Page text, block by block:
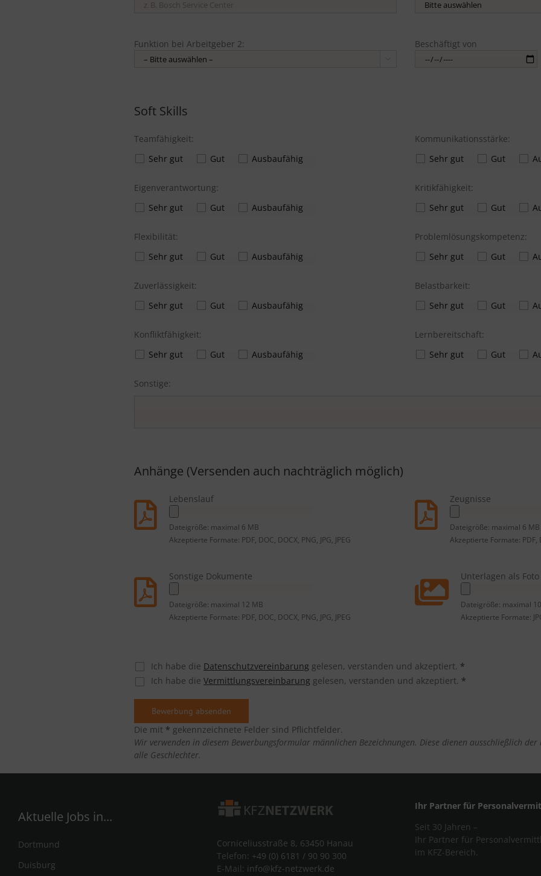
Funktion bei Arbeitgeber 2: Beschäftigt von
Soft Skills
Teamfähigkeit:
Sehr gut
Gut Ausbaufähig
Kommunikationsstärke:
Sehr gut
Gut
Eigenverantwortung:
Sehr gut
Gut Ausbaufähig
Kritikfähigkeit:
Sehr gut
Gut
Flexibilität:
Sehr gut
Gut Ausbaufähig
Problemlösungskompetenz:
Sehr gut
Gut
Zuverlässigkeit:
Sehr gut
Gut Ausbaufähig
Belastbarkeit:
Sehr gut
Gut
Konfliktfähigkeit:
Sehr gut
Gut Ausbaufähig
Lernbereitschaft:
Sehr gut
Gut
Sonstige:
Anhänge (Versenden auch nachträglich möglich)
Lebenslauf
Dateigröße: maximal 6 MB
Akzeptierte Formate: PDF, DOC, DOCX, PNG, JPG, JPEG
Zeugnisse
Dateigröße: maximal 6 MB
Akzeptierte Formate: PDF,
Sonstige Dokumente
Dateigröße: maximal 12 MB
Akzeptierte Formate: PDF, DOC, DOCX, PNG, JPG, JPEG
Unterlagen als
Dateigröße: maximal
Akzeptierte Formate:
Ich habe die Datenschutzvereinbarung gelesen, verstanden und akzeptiert. *
Ich habe die Vermittlungsvereinbarung gelesen, verstanden und akzeptiert. *
Die mit * gekennzeichnete Felder sind Pflichtfelder.
Wir verwenden in diesem Bewerbungsformular männlichen Bezeichnungen. Diese dienen ausschließlich
alle Geschlechter.
Aktuelle Jobs in...
Dortmund
Duisburg
Corniceliusstraße 8, 63450 Hanau
Telefon: +49 (0) 6181 / 90 90 300
E-Mail: info@kfz-netzwerk.de
Ihr Partner für
Seit 30 Jahren –
Ihr Partner für
im KFZ-Bereich.